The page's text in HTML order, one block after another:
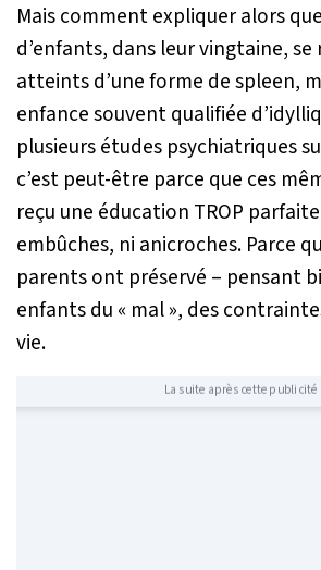
Mais comment expliquer alors
d’enfants, dans leur vingtaine,
atteints d’une forme despleen,
enfance souvent qualifiée
plusieurs études psychiatriques
c’est peut-être parce que ces
reçu une éducation TROP
embûches, ni anicroches. Parce
parents ont préservé – pensant
enfants du « mal », des
vie.
La suite après cette publicité